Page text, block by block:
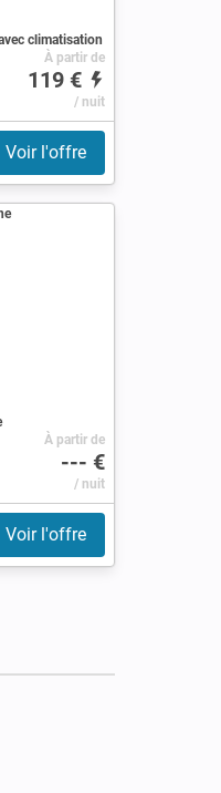
climatisation
À partir de
119 €
/ nuit
Voir l'offre
À partir de
--- €
/ nuit
Voir l'offre